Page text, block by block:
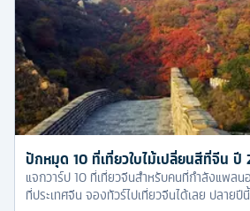
ปักหมุด 10 ที่เที่ยวใบไม้เปลี่ยนสีที่จีน ปี
แจกวาร์ป 10 ที่เที่ยวจีนสำหรับคนที่กำลังแพลน
ที่ประเทศจีน จองทัวร์ไปเที่ยวจีนได้เลย ปลาย